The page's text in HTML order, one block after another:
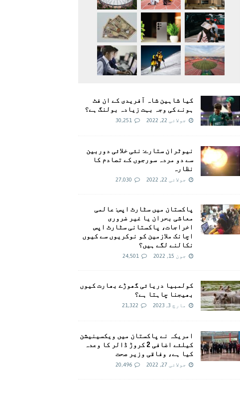
کیا شاہین شاہ آفریدی کے ان فٹ
ہونے کی وجہ بہت زیادہ بولنگ ہے؟
جولائی 22, 2022 30,251
نیوٹران ستارے: نئی خلائی دوربین
سے دو مردہ سورجوں کے تصادم کا
نظارہ
جولائی 22, 2022 27,030
پاکستان میں سٹارٹ اپس: عالمی
معاشی بحران یا غیر ضروری
اخراجات، پاکستانی سٹارٹ اپس
اچانک ملازمین کو نوکریوں سے کیوں
نکالنے لگے ہیں؟
جون 15, 2022 24,501
کولمبیا دریائی گھوڑے بھارت کیوں
بھیجنا چاہتا ہے؟
مارچ 3, 2023 21,322
امريکہ نے پاکستان میں ویکسینیشن
کیلئے اضافی 2 کروڑ ڈالر کا وعدہ
کیا ہے، وفاقی وزیر صحت
جولائی 27, 2022 20,496